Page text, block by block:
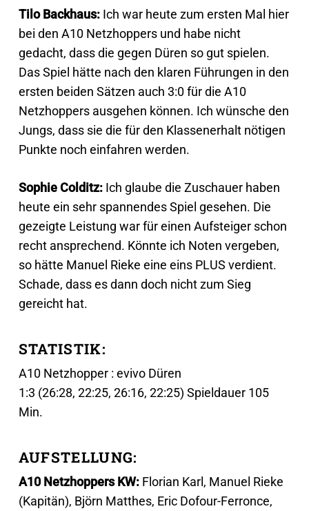
Tilo Backhaus:Ich war heute zum ersten Mal hier
bei den A10 Netzhoppers und habe nicht
gedacht, dass die gegen Düren so gut spielen.
Das Spiel hätte nach den klaren Führungen in den
ersten beiden Sätzen auch 3:0 für die A10
Netzhoppers ausgehen können. Ich wünsche den
Jungs, dass sie die für den Klassenerhalt nötigen
Punkte noch einfahren werden.
Sophie Colditz:Ich glaube die Zuschauer haben
heute ein sehr spannendes Spiel gesehen. Die
gezeigte Leistung war für einen Aufsteiger schon
recht ansprechend. Könnte ich Noten vergeben,
so hätte Manuel Rieke eine eins PLUS verdient.
Schade, dass es dann doch nicht zum Sieg
gereicht hat.
STATISTIK:
A10 Netzhopper : evivo Düren
1:3 (26:28, 22:25, 26:16, 22:25) Spieldauer 105
Min.
AUFSTELLUNG:
A10 Netzhoppers KW:Florian Karl, Manuel Rieke
(Kapitän), Björn Matthes, Eric Dofour-Ferronce,